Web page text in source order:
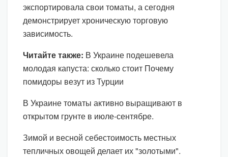
экспортировала свои томаты, а сегодня
демонстрирует хроническую торговую
зависимость.
Читайте также: В Украине подешевела
молодая капуста: сколько стоит Почему
помидоры везут из Турции
В Украине томаты активно выращивают в
открытом грунте в июле-сентябре.
Зимой и весной себестоимость местных
тепличных овощей делает их "золотыми".